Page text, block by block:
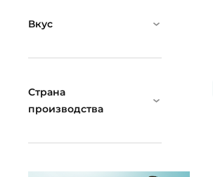
Вкус
Страна
производства